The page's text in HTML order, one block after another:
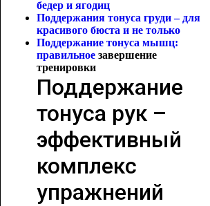
бедер и ягодиц
Поддержания тонуса груди – для
красивого бюста и не только
Поддержание тонуса мышц:
правильное завершение
тренировки
Поддержание
тонуса рук –
эффективный
комплекс
упражнений